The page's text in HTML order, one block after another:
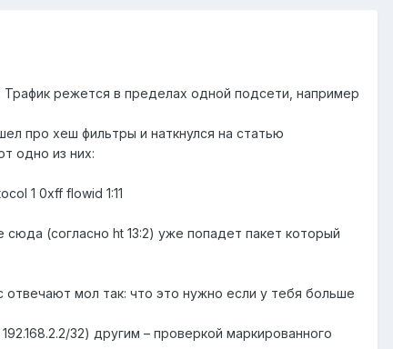
режется в пределах одной подсети, например
про хеш фильтры и наткнулся на статью
одно из них:
1 0xff flowid 1:11
(согласно ht 13:2) уже попадет пакет который
отвечают мол так: что это нужно если у тебя больше
32) другим – проверкой маркированного